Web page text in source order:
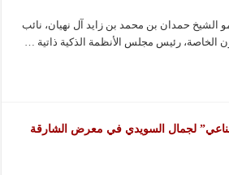
الشيخ حمدان بن محمد بن زايد آل نهيان، نائب
الخاصة، رئيس مجلس الأنظمة الذكية ذاتية …
لجمال السويدي في معرض الشارقة